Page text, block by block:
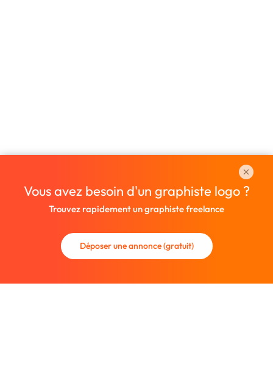
Vous avez besoin d'un graphiste logo ?
Trouvez rapidement un graphiste freelance
Déposer une annonce (gratuit)